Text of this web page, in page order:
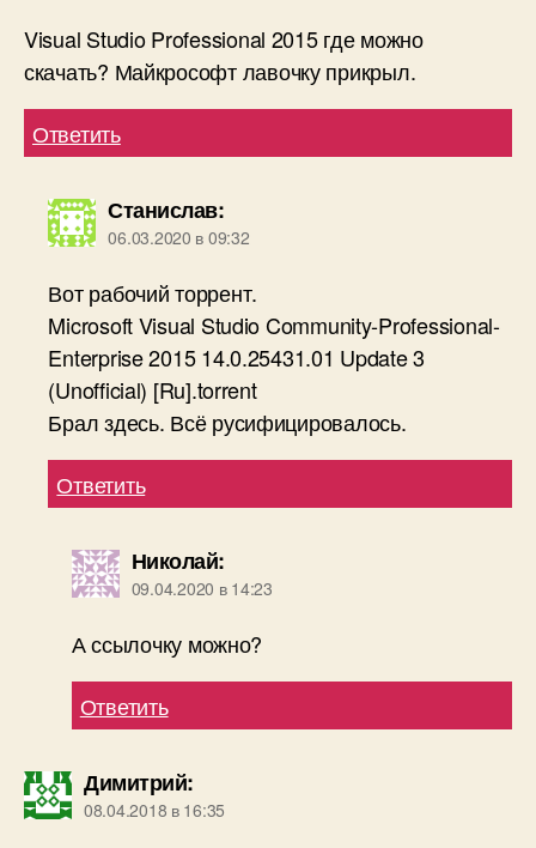
Visual Studio Professional 2015 где можно
скачать? Майкрософт лавочку прикрыл.
Ответить
Станислав:
06.03.2020 в 09:32
Вот рабочий торрент.
Microsoft Visual Studio Community-Professional-
Enterprise 2015 14.0.25431.01 Update 3
(Unofficial) [Ru].torrent
Брал здесь. Всё русифицировалось.
Ответить
Николай:
09.04.2020 в 14:23
А ссылочку можно?
Ответить
Димитрий:
08.04.2018 в 16:35